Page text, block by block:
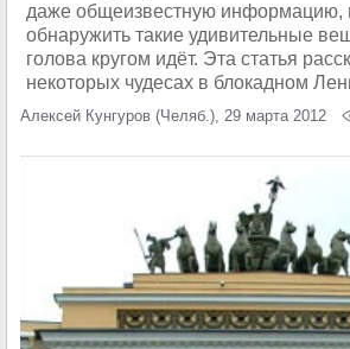
даже общеизвестную информацию,
обнаружить такие удивительные
голова кругом идёт. Эта статья
некоторых чудесах в блокадном
Алексей Кунгуров (Челяб.), 29 марта 2012